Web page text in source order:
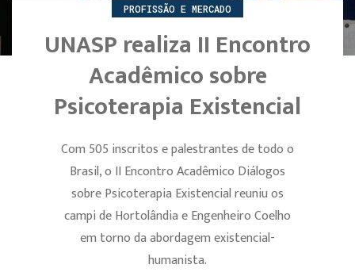
PROFISSÃO E MERCADO
UNASP realiza II Encontro
Acadêmico sobre
Psicoterapia Existencial
Com 505 inscritos e palestrantes de todo o
Brasil, o II Encontro Acadêmico Diálogos
sobre Psicoterapia Existencial reuniu os
campi de Hortolândia e Engenheiro Coelho
em torno da abordagem existencial-
humanista.